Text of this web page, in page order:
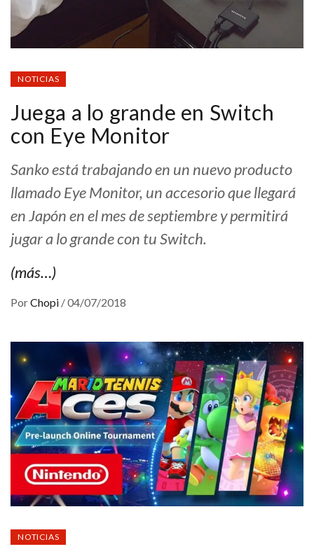
NOTICIAS
Juega a lo grande en Switch
con Eye Monitor
Sanko está trabajando en un nuevo producto
llamado Eye Monitor, un accesorio que llegará
en Japón en el mes de septiembre y permitirá
jugar a lo grande con tu Switch.
(más…)
PorChopi /04/07/2018
NOTICIAS